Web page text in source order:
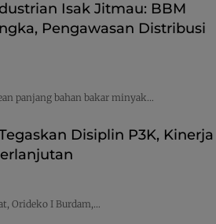
Isak Jitmau: BBM
Pengawasan Distribusi
panjang bahan bakar minyak…
Disiplin P3K, Kinerja
Orideko I Burdam,…